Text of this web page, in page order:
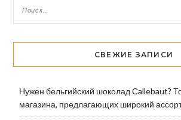
СВЕЖИЕ ЗАПИСИ
Нужен бельгийский шоколад Сallebaut?
магазина, предлагающих широкий